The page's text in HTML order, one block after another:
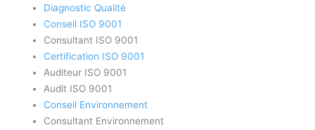
Diagnostic Qualité
Conseil ISO 9001
Consultant ISO 9001
Certification ISO 9001
Auditeur ISO 9001
Audit ISO 9001
Conseil Environnement
Consultant Environnement